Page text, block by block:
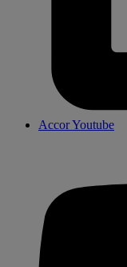
Accor Youtube